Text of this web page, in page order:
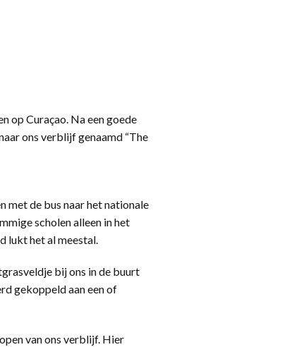
op Curaçao. Na een goede
ons verblijf genaamd “The
met de bus naar het nationale
scholen alleen in het
lukt het al meestal.
bij ons in de buurt
gekoppeld aan een of
van ons verblijf. Hier